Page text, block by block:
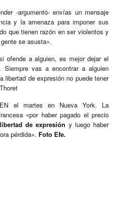
-argumentó- envías un mensaje
y la amenaza para imponer sus
que tienen razón en ser violentos y
se asusta».
ofende a alguien, es mejor dejar el
vas a encontrar a alguien
de expresión no puede tener
el martes en Nueva York. La
«por haber pagado el precio
libertad de expresión y luego haber
pérdida». Foto Efe.